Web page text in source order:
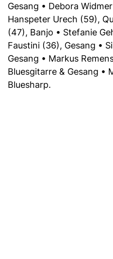
Gesang • Debora
Hanspeter Urech (59),
(47), Banjo • Stefanie
Faustini (36), Gesang •
Gesang • Markus
Bluesgitarre & Gesang •
Bluesharp.